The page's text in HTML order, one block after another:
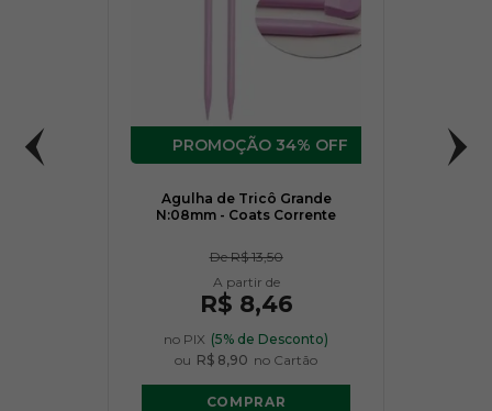
34% OFF
Agulha de Tricô Grande
N:08mm - Coats Corrente
DeR$ 13,50
R$ 8,46
no PIX (5% de Desconto)
ou R$ 8,90 no Cartão
COMPRAR